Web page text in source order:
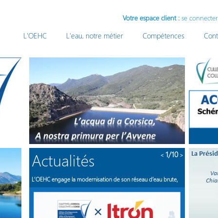
Votre espace client : se connecter
L'OEHC L'eau, notre métier Compétences
Actualités
L’OEHC engage la modernisation de son réseau d’eau brute,
publié le 17/03/2026
La
< 1/10>